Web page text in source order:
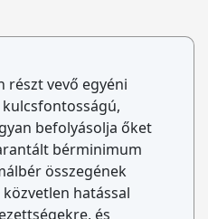
részt vevő egyéni
befolyásolja őket
bérminimum
összegének
hatással
és